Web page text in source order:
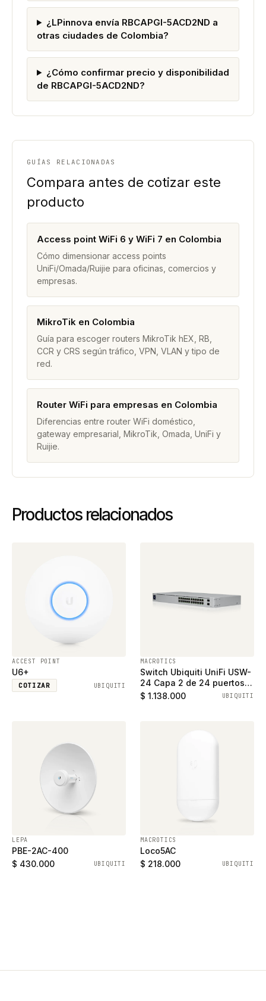
¿LPinnova envía RBCAPGI-5ACD2ND a
otras ciudades de Colombia?
¿Cómo confirmar precio y disponibilidad
de RBCAPGI-5ACD2ND?
GUÍAS RELACIONADAS
Compara antes de cotizar este
producto
Access point WiFi 6 y WiFi 7 en Colombia
Cómo dimensionar access points
UniFi/Omada/Ruijie para oficinas, comercios y
empresas.
MikroTik en Colombia
Guía para escoger routers MikroTik hEX, RB,
CCR y CRS según tráfico, VPN, VLAN y tipo de
red.
Router WiFi para empresas en Colombia
Diferencias entre router WiFi doméstico,
gateway empresarial, MikroTik, Omada, UniFi y
Ruijie.
Productos relacionados
ACCEST POINT
U6+
COTIZAR UBIQUITI
MACROTICS
Switch Ubiquiti UniFi USW-
24 Capa 2 de 24 puertos
ethernet gigabit y 2
$ 1.138.000 UBIQUITI
LEPA
PBE-2AC-400
$ 430.000
UBIQUITI
MACROTICS
Loco5AC
$ 218.000
UBIQUITI